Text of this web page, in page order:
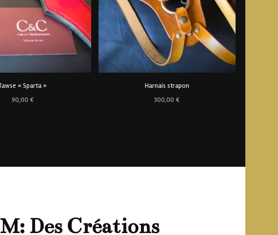
« Sparta »
90,00 €
Harnais strapon
300,00 €
Des Créations